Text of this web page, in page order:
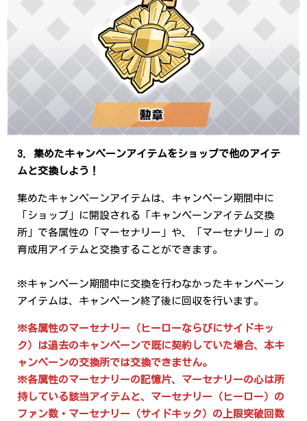
3. 集めたキャンペーンアイテムをショップで他のアイテ
ムと交換しよう！
集めたキャンペーンアイテムは、キャンペーン期間中に
「ショップ」に開設される「キャンペーンアイテム交換
所」で各属性の「マーセナリー」や、「マーセナリー」の
育成用アイテムと交換することができます。
※キャンペーン期間中に交換を行わなかったキャンペーン
アイテムは、キャンペーン終了後に回収を行います。
※各属性のマーセナリー（ヒーローならびにサイドキッ
ク）は過去のキャンペーンで既に契約していた場合、本キ
ャンペーンの交換所では交換できません。
※各属性のマーセナリーの記憶片、 マーセナリーの心は所
持している該当アイテムと、 マーセナリー （ヒーロー）の
ファン数・ マーセナリー （サイドキック）の上限突破回数